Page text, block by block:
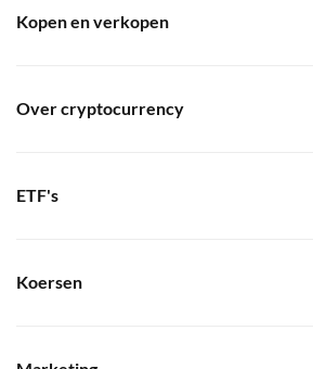
Kopen en verkopen
Over cryptocurrency
ETF's
Koersen